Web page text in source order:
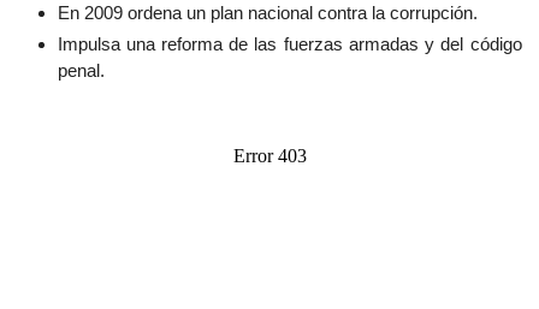
En 2009 ordena un plan nacional contra la corrupción.
Impulsa una reforma de las fuerzas armadas y del código
penal.